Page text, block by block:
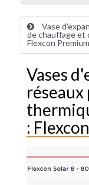
Vase
de chauffage et
Flexcon Premium
Vases
: